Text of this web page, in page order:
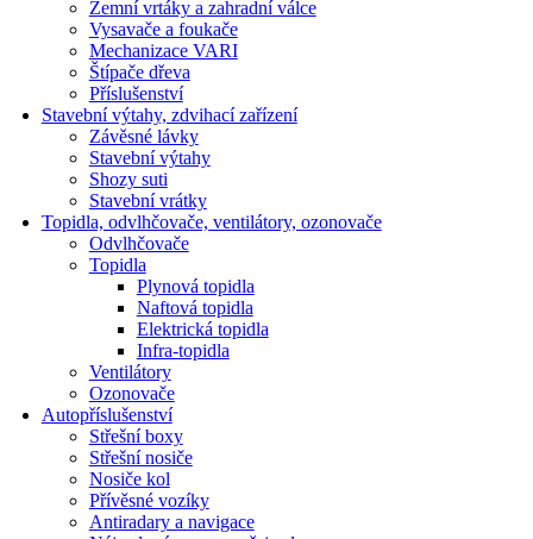
Zemní vrtáky a zahradní válce
Vysavače a foukače
Mechanizace VARI
Štípače dřeva
Příslušenství
Stavební výtahy, zdvihací zařízení
Závěsné lávky
Stavební výtahy
Shozy suti
Stavební vrátky
Topidla, odvlhčovače, ventilátory, ozonovače
Odvlhčovače
Topidla
Plynová topidla
Naftová topidla
Elektrická topidla
Infra-topidla
Ventilátory
Ozonovače
Autopříslušenství
Střešní boxy
Střešní nosiče
Nosiče kol
Přívěsné vozíky
Antiradary a navigace